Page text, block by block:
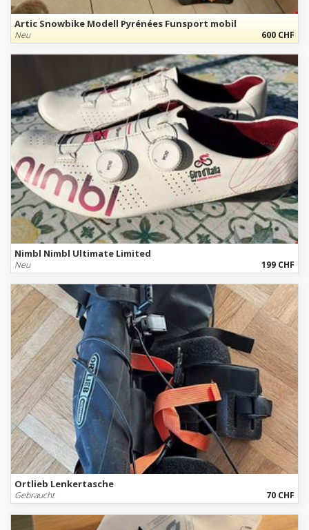
Artic Snowbike Modell Pyrénées Funsport mobil
Neu 600 CHF
Nimbl Nimbl Ultimate Limited
Neu 199 CHF
Ortlieb Lenkertasche
Gebraucht 70 CHF